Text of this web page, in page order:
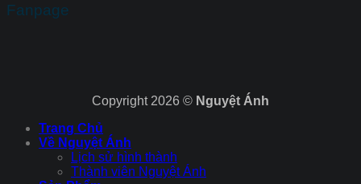
Fanpage
Copyright 2026 © Nguyệt Ánh
Trang Chủ
Về Nguyệt Ánh
Lịch sử hình thành
Thành viên Nguyệt Ánh